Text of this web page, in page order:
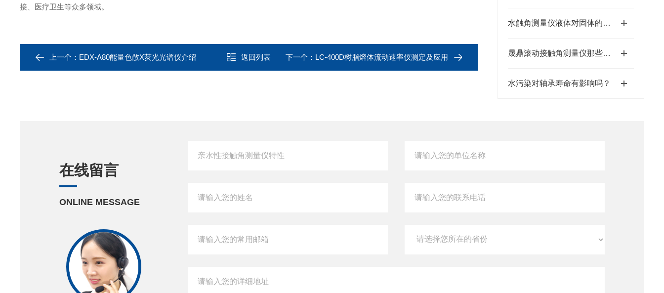
水触角测量仪液体对固体的润湿性
晟鼎滚动接触角测量仪那些行业能用到呢？
水污染对轴承寿命有影响吗？
接、医疗卫生等众多领域。
上一个： EDX-A80能量色散X荧光光谱仪介绍 返回列表 下一个： LC-400D树脂熔体流动速率仪测定及应用
在线留言
ONLINE MESSAGE